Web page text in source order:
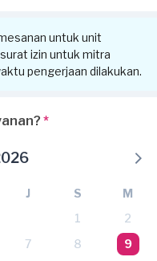
untuk unit
izin untuk mitra
pengerjaan dilakukan.
*
J S
M
1
2
7 8
9